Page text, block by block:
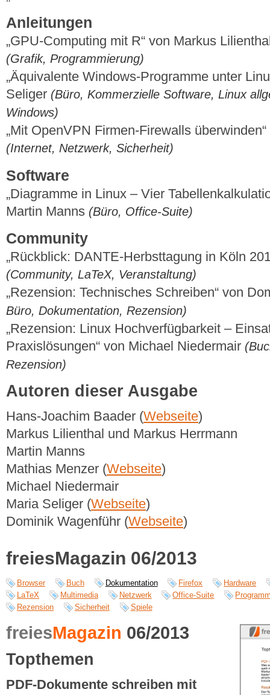
Anleitungen
„GPU-Computing mit R“ von Markus
(Grafik, Programmierung)
„Äquivalente Windows-Programme unter
Seliger (Büro, Kommerzielle Software, Linux
Windows)
„Mit OpenVPN Firmen-Firewalls
(Internet, Netzwerk, Sicherheit)
Software
„Diagramme in Linux – Vier
Martin Manns (Büro, Office-Suite)
Community
„Rückblick: DANTE-Herbsttagung in Köln
(Community, LaTeX, Veranstaltung)
„Rezension: Technisches Schreiben“ von
Büro, Dokumentation, Rezension)
„Rezension: Linux Hochverfügbarkeit –
Praxislösungen“ von Michael Niedermair
Rezension)
Autoren dieser Ausgabe
Hans-Joachim Baader (Webseite)
Markus Lilienthal und Markus Herrmann
Martin Manns
Mathias Menzer (Webseite)
Michael Niedermair
Maria Seliger (Webseite)
Dominik Wagenführ (Webseite)
freiesMagazin 06/2013
Browser Buch Dokumentation Firefox
Hardware
LaTeX
Multimedia Netzwerk Office-Suite
Rezension
Sicherheit Spiele
freiesMagazin 06/2013
Topthemen
PDF-Dokumente schreiben mit